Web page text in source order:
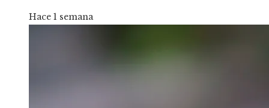
Hace 1 semana